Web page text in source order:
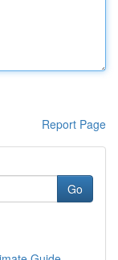
Report Page
Go